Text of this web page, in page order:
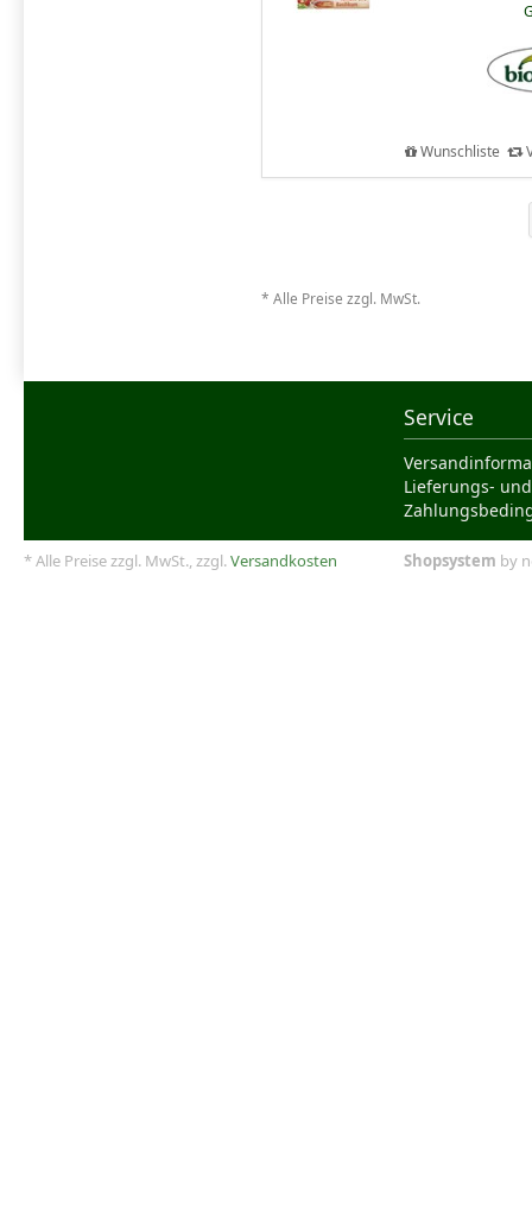
Wunschliste
* Alle Preise zzgl. MwSt.
Service
Lieferungs- und
* Alle Preise zzgl. MwSt., zzgl.Versandkosten Shopsystem by